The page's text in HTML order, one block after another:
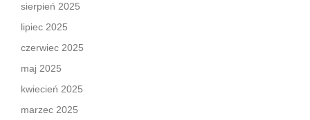
sierpień 2025
lipiec 2025
czerwiec 2025
maj 2025
kwiecień 2025
marzec 2025